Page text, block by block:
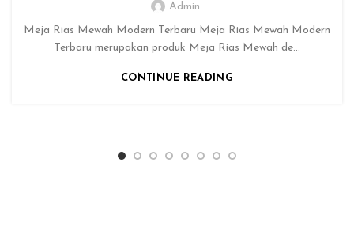
Admin
Meja Rias Mewah Modern Terbaru Meja Rias Mewah Modern
Terbaru merupakan produk Meja Rias Mewah de...
CONTINUE READING